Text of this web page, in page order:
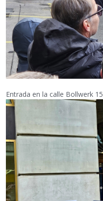
Entrada en la calle Bollwerk 15